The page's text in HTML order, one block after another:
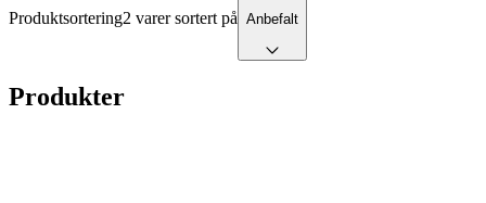
Produktsortering2 varer sortert på Anbefalt
Produkter